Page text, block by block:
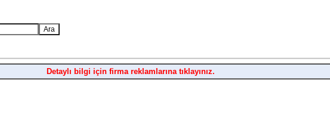
Detaylı bilgi için firma reklamlarına tıklayınız.